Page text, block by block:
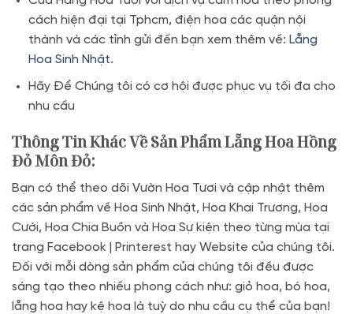
cách hiện đại tại Tphcm, điện hoa các quận nội
thành và các tỉnh gửi đến bạn xem thêm về: Lẵng
Hoa Sinh Nhật.
Hãy Để Chúng tôi có cơ hội được phục vụ tối đa cho
nhu cầu
Thông Tin Khác Về Sản Phẩm Lẵng Hoa Hồng
Đỏ Môn Đỏ:
Bạn có thể theo dõi Vườn Hoa Tươi và cập nhật thêm
các sản phẩm về Hoa Sinh Nhật, Hoa Khai Trương, Hoa
Cưới, Hoa Chia Buồn và Hoa Sự kiện theo từng mùa tại
trang Facebook | Printerest hay Website của chúng tôi.
Đối với mỗi dòng sản phẩm của chúng tôi đều được
sáng tạo theo nhiều phong cách như: giỏ hoa, bó hoa,
lẵng hoa hay kệ hoa là tuỳ do nhu cầu cụ thể của bạn!